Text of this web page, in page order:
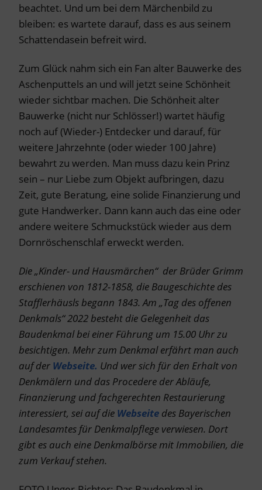
beachtet. Und um bei dem Märchenbild zu
bleiben: es wartete darauf, dass es aus seinem
Schattendasein befreit wird.
Zum Glück nahm sich ein Fan alter Bauwerke des
Aschenputtels an und will jetzt seine Schönheit
wieder sichtbar machen. Die Schönheit alter
Bauwerke (nicht nur Schlösser!) wartet häufig
noch auf (Wieder-) Entdecker und darauf, für
weitere Jahrzehnte (oder wieder 100 Jahre)
bewahrt zu werden. Man muss dazu kein Prinz
sein – nur Liebe zum Objekt aufbringen, dazu
Zeit, gute Beratung, eine solide Finanzierung und
gute Handwerker. Dann kann auch das eine oder
andere weitere Schmuckstück wieder aus dem
Dornröschenschlaf erweckt werden.
Die „Kinder- und Hausmärchen“ der Brüder Grimm
erschienen von 1812-1858, die Baugeschichte des
Stafflerhäusls begann 1843. Am „Tag des offenen
Denkmals“ 2022 besteht die Gelegenheit das
Baudenkmal bei einer Führung um 15.00 Uhr zu
besichtigen. Mehr zum Denkmal erfährt man auch
auf der Webseite. Und wer sich für den Erhalt von
Denkmälern und das Procedere der Abläufe,
Finanzierung und fachgerechten Restaurierung
interessiert, sei auf die Webseite des Bayerischen
Landesamtes für Denkmalpflege verwiesen. Dort
gibt es auch eine Denkmalbörse mit Immobilien, die
zum Verkauf stehen.